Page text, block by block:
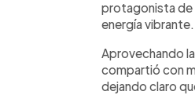
protagonista de
energía vibrante.
Aprovechando
compartió con
dejando claro